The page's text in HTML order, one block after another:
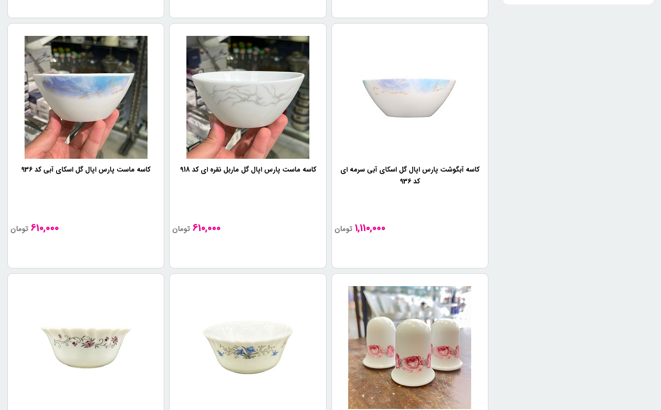
کاسه آبگوشت پارس اپال گل اسکای آبی سرمه ای
کد 936
1,110,000 تومان
کاسه ماست پارس اپال گل ماربل نقره ای کد 918
610,000 تومان
کاسه ماست پارس اپال گل اسکای آبی کد 936
610,000 تومان